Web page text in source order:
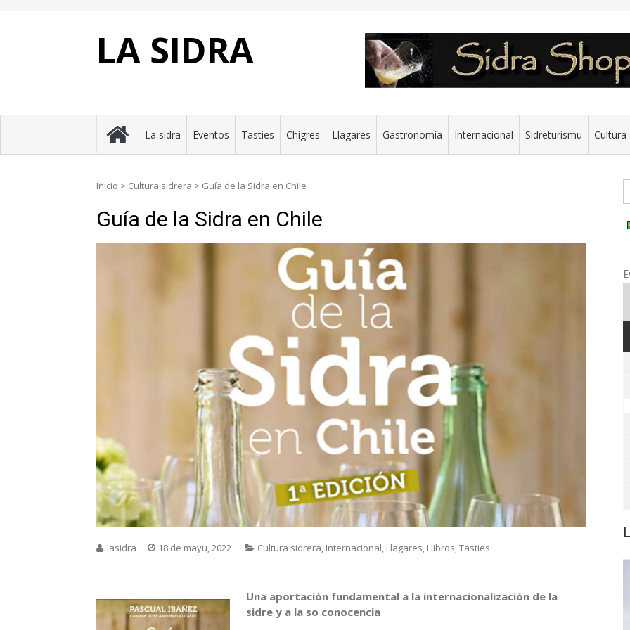
LA SIDRA
La sidra Eventos Tasties Chigres Llagares Gastronomía Internacional Sidreturismu Cultura
Inicio > Cultura sidrera > Guía de la Sidra en Chile
Guía de la Sidra en Chile
lasidra 18 de mayu, 2022 Cultura sidrera, Internacional, Llagares, Llibros,Tasties
Una aportación fundamental a la internacionalización de la
sidre y a la so conocencia